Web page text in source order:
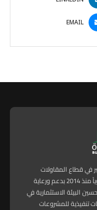
EMAIL
في قطاع المقاولات
والتشييد والبناء في مصر والذي يُعقد سنوياً منذ 2014 بدعم ورعاية
البيئة الاستثمارية في
تنفيذية للمشروعات